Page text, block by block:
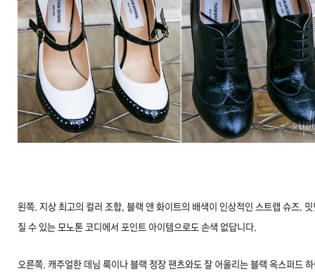
왼쪽. 지상 최고의 컬러 조합, 블랙 앤 화이트의 배색이 인상적인 스트랩 슈즈. 밋
질 수 있는 모노톤 코디에서 포인트 아이템으로도 손색 없답니다.
오른쪽. 캐주얼한 데님 룩이나 블랙 정장 팬츠와도 잘 어울리는 블랙 옥스퍼드